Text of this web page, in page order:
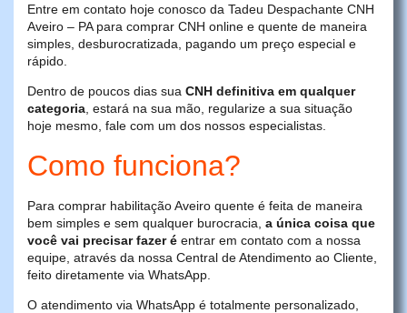
Entre em contato hoje conosco da Tadeu Despachante CNH
Aveiro – PA para comprar CNH online e quente de maneira
simples, desburocratizada, pagando um preço especial e
rápido.
Dentro de poucos dias sua CNH definitiva em qualquer
categoria, estará na sua mão, regularize a sua situação
hoje mesmo, fale com um dos nossos especialistas.
Como funciona?
Para comprar habilitação Aveiro quente é feita de maneira
bem simples e sem qualquer burocracia, a única coisa que
você vai precisar fazer é entrar em contato com a nossa
equipe, através da nossa Central de Atendimento ao Cliente,
feito diretamente via WhatsApp.
O atendimento via WhatsApp é totalmente personalizado,